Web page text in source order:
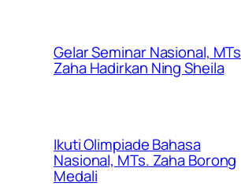
Gelar Seminar Nasional, MTs
Zaha Hadirkan Ning Sheila
Ikuti Olimpiade Bahasa
Nasional, MTs. Zaha Borong
Medali